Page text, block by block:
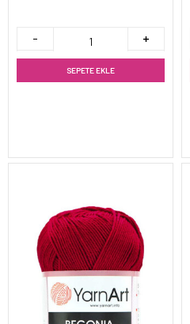
SEPETE EKLE